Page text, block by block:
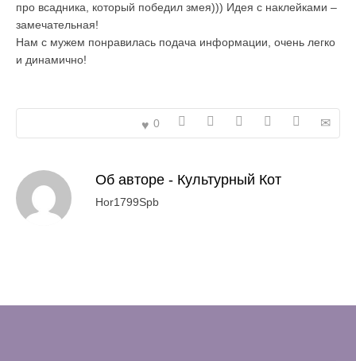
про всадника, который победил змея))) Идея с наклейками –
замечательная!
Нам с мужем понравилась подача информации, очень легко
и динамично!
0
Об авторе - Культурный Кот
Hor1799Spb